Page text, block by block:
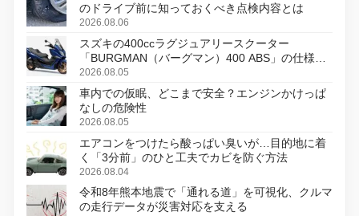
のドライブ前に知っておくべき点検内容とは
2026.08.06
スズキの400ccラグジュアリースクーター
「BURGMAN（バーグマン）400 ABS」の仕様を
変更し、8月18日に発売
2026.08.05
車内での仮眠、どこまで安全？エンジンかけっぱ
なしの危険性
2026.08.05
エアコンをつけたら酸っぱい臭いが…目的地に着
く「3分前」のひと工夫でカビを防ぐ方法
2026.08.04
令和8年熊本地震で「通れる道」を可視化、クルマ
の走行データが災害対応を支える